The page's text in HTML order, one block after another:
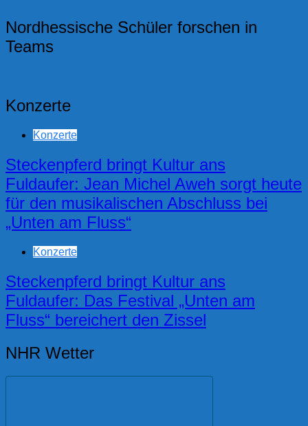
Nordhessische Schüler forschen in
Teams
Konzerte
Konzerte
Steckenpferd bringt Kultur ans
Fuldaufer: Jean Michel Aweh sorgt heute
für den musikalischen Abschluss bei
„Unten am Fluss“
Konzerte
Steckenpferd bringt Kultur ans
Fuldaufer: Das Festival „Unten am
Fluss“ bereichert den Zissel
NHR Wetter